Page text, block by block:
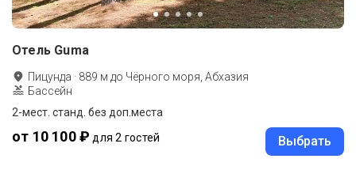
Отель Guma
Пицунда · 889 м до Чёрного моря, Абхазия
Бассейн
2-мест. станд. без доп.места
от 10 100 ₽ для 2 гостей Выбрать